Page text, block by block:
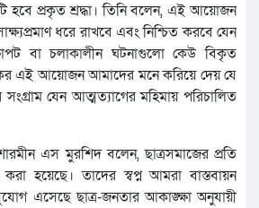
হবে প্রকৃত শ্রদ্ধা। তিনি বলেন, এই আয়োজন
ধরে রাখবে এবং নিশ্চিত করবে যেন
বা চলাকালীন ঘটনাগুলো কেউ বিকৃত
এই আয়োজন আমাদের মনে করিয়ে দেয় যে
যেন আত্মত্যাগের মহিমায় পরিচালিত
এস মুরশিদ বলেন, ছাত্রসমাজের প্রতি
হয়েছে। তাদের স্বপ্ন আমরা বাস্তবায়ন
এসেছে ছাত্র-জনতার আকাঙ্ক্ষা অনুযায়ী